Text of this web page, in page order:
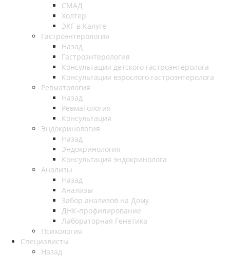
СМАД
Холтер
ЭКГ в Калуге
Гастроэнтерология
Назад
Гастроэнтерология
Консультация детского гастроэнтеролога
Консультация взрослого гастроэнтеролога
Ревматология
Назад
Ревматология
Консультация
Эндокринология
Назад
Эндокринология
Консультация эндокринолога
Анализы
Назад
Анализы
Забор анализов на Дому
ДНК-профилирование
Лабораторная Генетика
Психология
Специалисты
Назад